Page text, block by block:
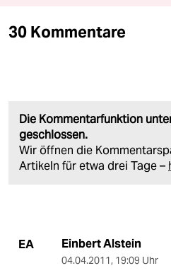
30 Kommentare
Die Kommentarfunktion
geschlossen.
Wir öffnen die
Artikeln für etwa drei Tage –
EA Einbert Alstein
04.04.2011, 19:09 Uhr